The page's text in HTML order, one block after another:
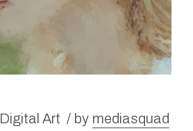
Digital Art by mediasquad